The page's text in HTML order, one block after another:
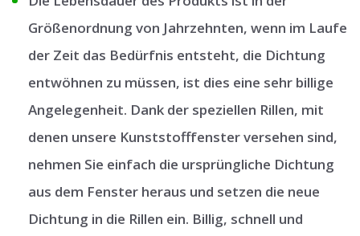
Größenordnung von Jahrzehnten, wenn im Laufe
der Zeit das Bedürfnis entsteht, die Dichtung
entwöhnen zu müssen, ist dies eine sehr billige
Angelegenheit. Dank der speziellen Rillen, mit
denen unsere Kunststofffenster versehen sind,
nehmen Sie einfach die ursprüngliche Dichtung
aus dem Fenster heraus und setzen die neue
Dichtung in die Rillen ein. Billig, schnell und